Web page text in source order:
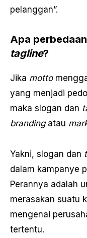
pelanggan”.
Apa
tagline?
Jika motto
yang menjadi
maka slogan dan
branding atau
Yakni, slogan dan
dalam kampanye
Perannya adalah
merasakan suatu
mengenai
tertentu.